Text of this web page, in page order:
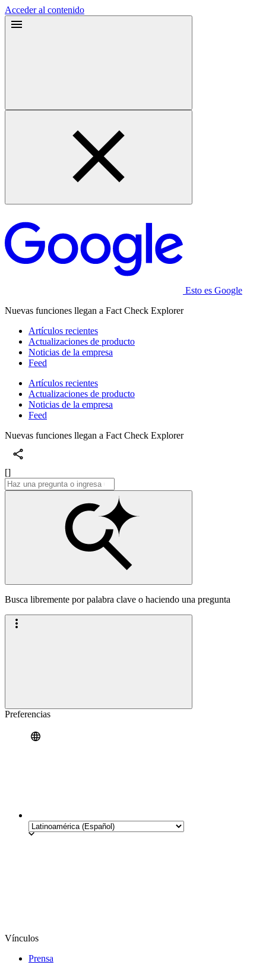
Acceder al contenido
Esto es Google
Nuevas funciones llegan a Fact Check Explorer
Artículos recientes
Actualizaciones de producto
Noticias de la empresa
Feed
Artículos recientes
Actualizaciones de producto
Noticias de la empresa
Feed
Nuevas funciones llegan a Fact Check Explorer
[]
Busca libremente por palabra clave o haciendo una pregunta
Preferencias
Vínculos
Prensa